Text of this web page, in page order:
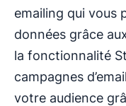
emailing qui vous
données grâce
la fonctionnalité
campagnes
votre audience